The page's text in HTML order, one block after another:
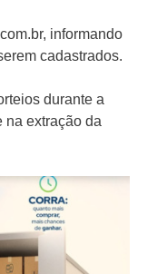
informando
cadastrados.
durante a
na extração da